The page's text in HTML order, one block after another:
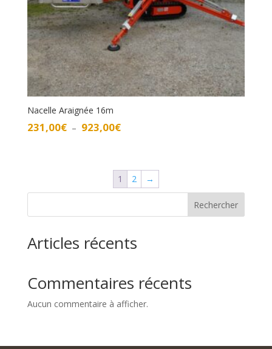
Nacelle Araignée 16m
231,00€ – 923,00€Plage
231,00€
à
923,00€
1 2 →
Rechercher
Articles récents
Commentaires récents
Aucun commentaire à afficher.